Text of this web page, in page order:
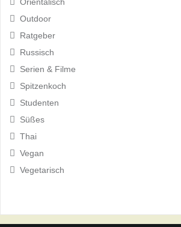
Outdoor
Ratgeber
Russisch
Serien & Filme
Spitzenkoch
Studenten
Süßes
Thai
Vegan
Vegetarisch